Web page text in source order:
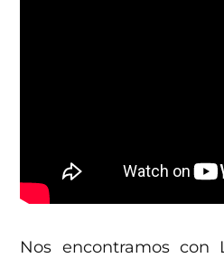
Nos encontramos con